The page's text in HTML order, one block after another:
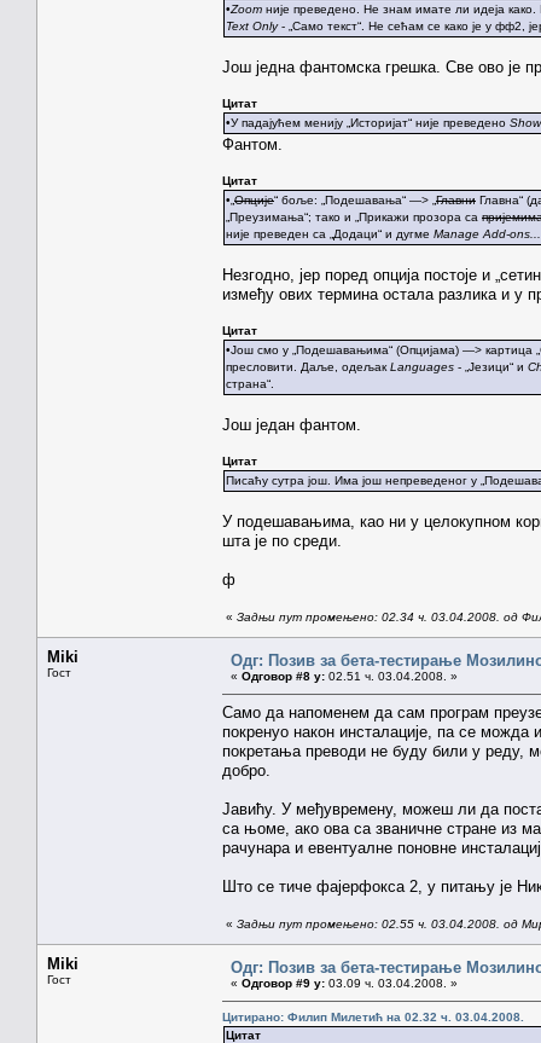
•Zoom није преведено. Не знам имате ли идеја
Text Only- „Само текст“. Не сећам се како је у фф2,
Још једна фантомска грешка. Све ово је
Цитат
•У падајућем менију „Историјат“ није преведено
Фантом.
Цитат
•„ Опције“ боље: „Подешавања“ —> „ Главни Главна“
„Преузимања“; тако и „Прикажи прозора са
није преведен са „Додаци“ и дугме Manage Add-ons...
Незгодно, јер поред опција постоје и
између ових термина остала разлика и у
Цитат
•Још смо у „Подешавањима“ (Опцијама) —> картица
пресловити. Даље, одељак Languages - „Језици“ и
страна“.
Још један фантом.
Цитат
Писаћу сутра још. Има још непреведеног у
У подешавањима, као ни у целокупном
шта је по среди.
ф
« Задњи пут промењено: 02.34 ч. 03.04.2008. од
Miki
Гост
Одг: Позив за бета-тестирање
« Одговор #8 у: 02.51 ч. 03.04.2008. »
Само да напоменем да сам програм
покренуо након инсталације, па се можда
покретања преводи не буду били у реду,
добро.
Јавићу. У међувремену, можеш ли да
са њоме, ако ова са званичне стране из ма
рачунара и евентуалне поновне
Што се тиче фајерфокса 2, у питању је
« Задњи пут промењено: 02.55 ч. 03.04.2008. од
Miki
Гост
Одг: Позив за бета-тестирање
« Одговор #9 у: 03.09 ч. 03.04.2008. »
Цитирано: Филип Милетић на 02.32 ч. 03.04.2008.
Цитат